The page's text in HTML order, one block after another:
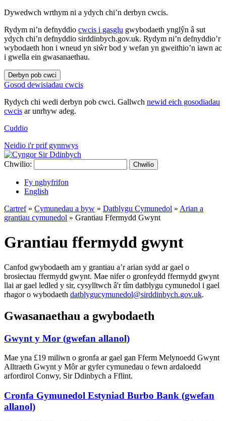
Dywedwch wrthym ni a ydych chi’n derbyn cwcis.
Rydym ni’n defnyddio cwcis i gasglu gwybodaeth ynglŷn â sut
ydych chi’n defnyddio sirddinbych.gov.uk. Rydym ni’n defnyddio’r
wybodaeth hon i wneud yn siŵr bod y wefan yn gweithio’n iawn ac
i gwella ein gwasanaethau.
Derbyn pob cwci
Gosod dewisiadau cwcis
Rydych chi wedi derbyn pob cwci. Gallwch newid eich gosodiadau
cwcis ar unrhyw adeg.
Cuddio
Neidio i'r prif gynnwys
Chwilio: Chwilio
Fy nghyfrifon
English
Cartref» Cymunedau a byw » Datblygu Cymunedol » Arian a
grantiau cymunedol » Grantiau Ffermydd Gwynt
Grantiau ffermydd gwynt
Canfod gwybodaeth am y grantiau a’r arian sydd ar gael o
brosiectau ffermydd gwynt. Mae nifer o gronfeydd ffermydd gwynt
llai ar gael ledled y sir, cysylltwch â'r tîm datblygu cymunedol i gael
rhagor o wybodaeth datblygucymunedol@sirddinbych.gov.uk.
Gwasanaethau a gwybodaeth
Gwynt y Mor (gwefan allanol)
Mae yna £19 miliwn o gronfa ar gael gan Fferm Melynoedd Gwynt
Alltraeth Gwynt y Môr ar gyfer cymunedau o fewn ardaloedd
arfordirol Conwy, Sir Ddinbych a Fflint.
Cronfa Gymunedol Estyniad Burbo Bank (gwefan
allanol)